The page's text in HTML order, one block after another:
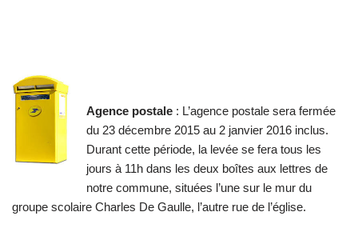
Agence postale : L’agence postale sera fermée
du 23 décembre 2015 au 2 janvier 2016 inclus.
Durant cette période, la levée se fera tous les
jours à 11h dans les deux boîtes aux lettres de
notre commune, situées l’une sur le mur du
groupe scolaire Charles De Gaulle, l’autre rue de l’église.